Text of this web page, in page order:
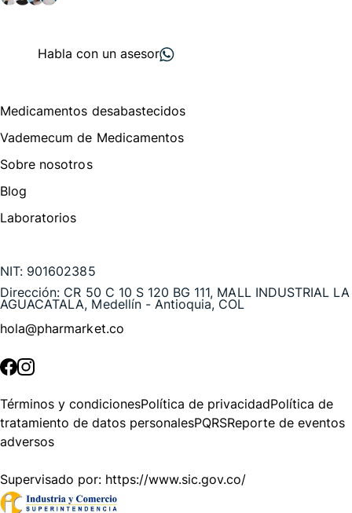
Habla con un asesor
Medicamentos desabastecidos
Vademecum de Medicamentos
Sobre nosotros
Blog
Laboratorios
NIT: 901602385
Dirección: CR 50 C 10 S 120 BG 111, MALL INDUSTRIAL LA
AGUACATALA, Medellín - Antioquia, COL
hola@pharmarket.co
Términos y condicionesPolítica de privacidadPolítica de
tratamiento de datos personalesPQRSReporte de eventos
adversos
Supervisado por: https://www.sic.gov.co/